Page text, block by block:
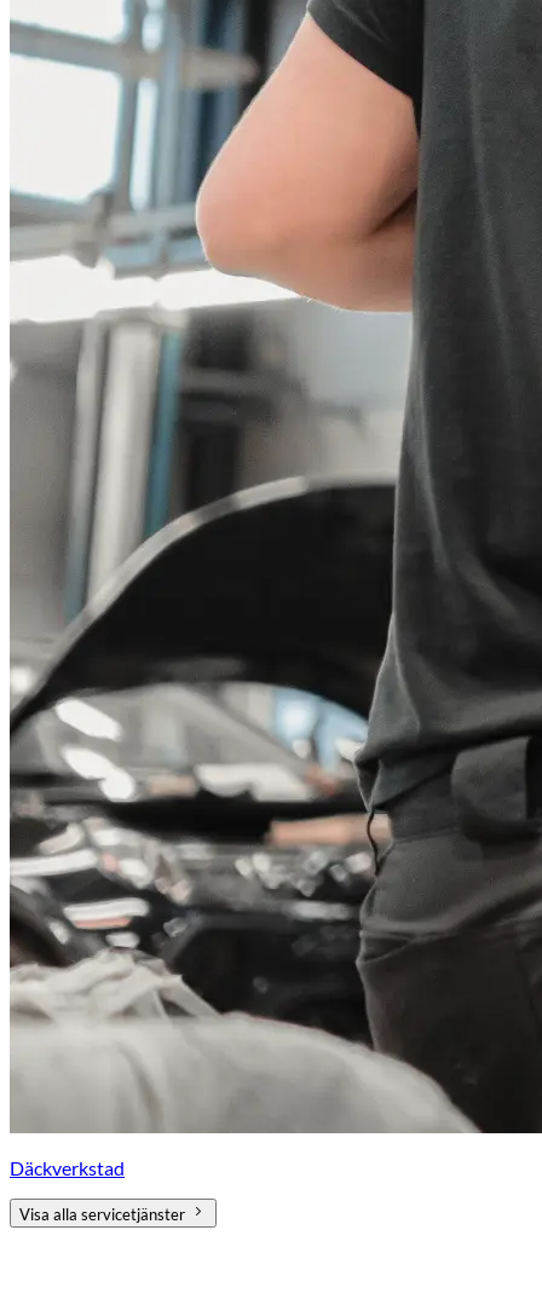
Däckverkstad
Visa alla servicetjänster